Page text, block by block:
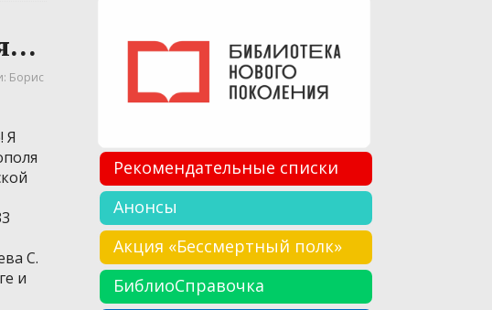
Борис
Я
С.
и
Рекомендательные списки
Анонсы
Акция «Бессмертный полк»
БиблиоСправочка